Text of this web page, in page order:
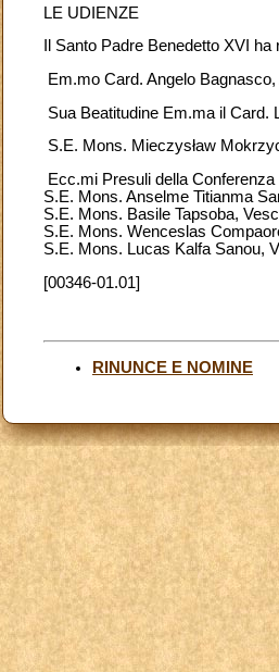
LE UDIENZE
Il Santo Padre Benedetto XVI
Em.mo Card. Angelo
Sua Beatitudine Em.ma il
S.E. Mons. Mieczysław
Ecc.mi Presuli della
S.E. Mons. Anselme Titianma
S.E. Mons. Basile Tapsoba,
S.E. Mons. Wenceslas
S.E. Mons. Lucas Kalfa Sanou,
[00346-01.01]
RINUNCE E NOMINE